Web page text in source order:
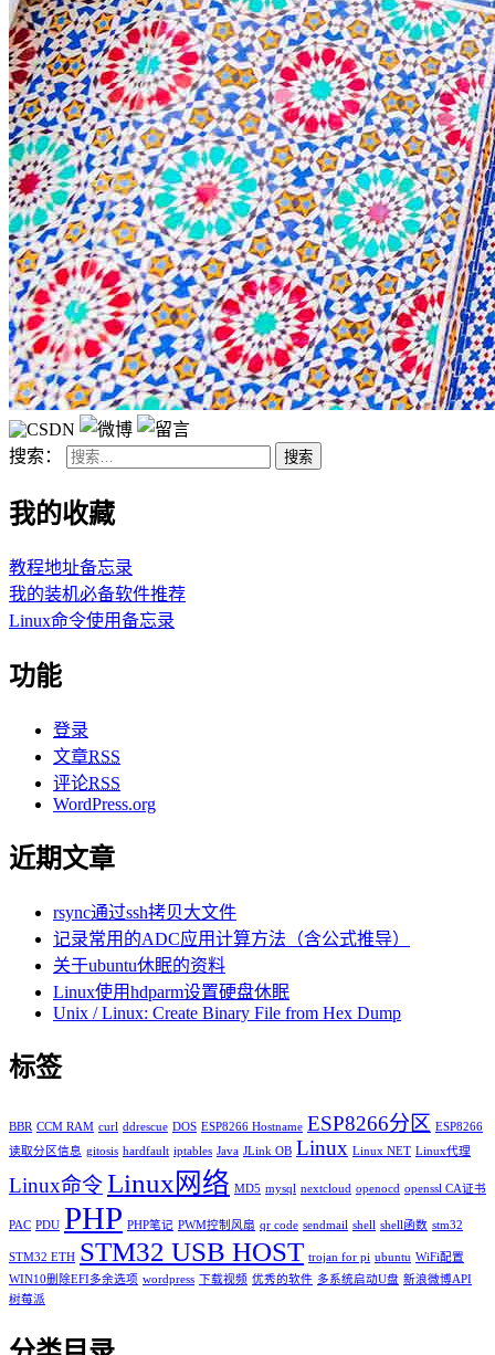
搜索：
我的收藏
教程地址备忘录
我的装机必备软件推荐
Linux命令使用备忘录
功能
登录
文章RSS
评论RSS
WordPress.org
近期文章
rsync通过ssh拷贝大文件
记录常用的ADC应用计算方法（含公式推导）
关于ubuntu休眠的资料
Linux使用hdparm设置硬盘休眠
Unix / Linux: Create Binary File from Hex Dump
标签
BBR CCM RAM curl ddrescue DOS ESP8266 Hostname ESP8266分区 ESP8266
读取分区信息 gitosis hardfault iptables Java JLink OB Linux Linux NET Linux代理
Linux命令Linux网络 MD5 mysql nextcloud openocd openssl CA证书
PAC PDU PHP PHP笔记 PWM控制风扇 qr code sendmail shell shell函数 stm32
STM32 ETH STM32 USB HOST trojan for pi ubuntu WiFi配置
WIN10删除EFI多余选项 wordpress 下载视频 优秀的软件 多系统启动U盘 新浪微博API
树莓派